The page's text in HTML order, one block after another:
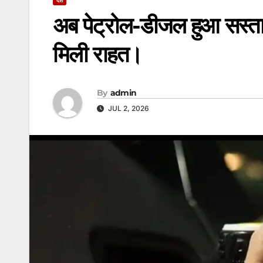
अब पेट्रोल-डीजल हुआ
मिली राहत।
By admin
JUL 2, 2026